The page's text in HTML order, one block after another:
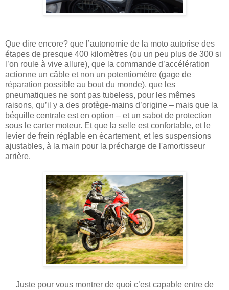
Que dire encore? que l’autonomie de la moto autorise des
étapes de presque 400 kilomètres (ou un peu plus de 300 si
l’on roule à vive allure), que la commande d’accélération
actionne un câble et non un potentiomètre (gage de
réparation possible au bout du monde), que les
pneumatiques ne sont pas tubeless, pour les mêmes
raisons, qu’il y a des protège-mains d’origine – mais que la
béquille centrale est en option – et un sabot de protection
sous le carter moteur. Et que la selle est confortable, et le
levier de frein réglable en écartement, et les suspensions
ajustables, à la main pour la précharge de l'amortisseur
arrière.
Juste pour vous montrer de quoi c’est capable entre de